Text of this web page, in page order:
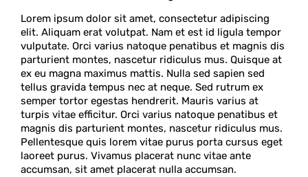
Lorem ipsum dolor sit amet, consectetur adipiscing
elit. Aliquam erat volutpat. Nam et est id ligula tempor
vulputate. Orci varius natoque penatibus et magnis dis
parturient montes, nascetur ridiculus mus. Quisque at
ex eu magna maximus mattis. Nulla sed sapien sed
tellus gravida tempus nec at neque. Sed rutrum ex
semper tortor egestas hendrerit. Mauris varius at
turpis vitae efficitur. Orci varius natoque penatibus et
magnis dis parturient montes, nascetur ridiculus mus.
Pellentesque quis lorem vitae purus porta cursus eget
laoreet purus. Vivamus placerat nunc vitae ante
accumsan, sit amet placerat nulla accumsan.